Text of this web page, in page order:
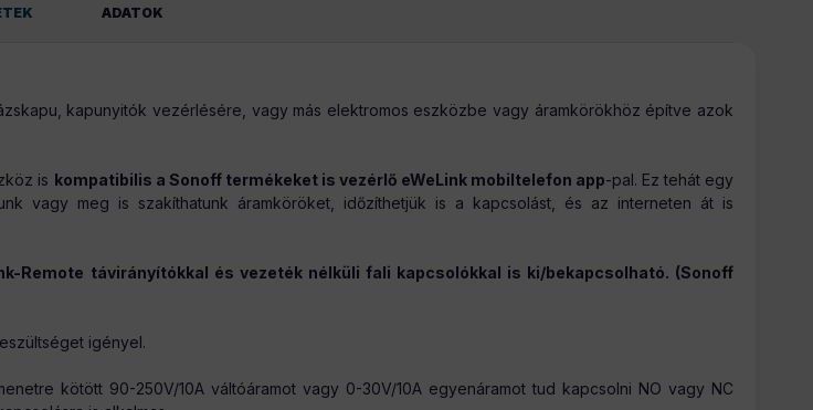
ADATOK
kapunyitók vezérlésére, vagy más elektromos eszközbe vagy áramkörökhöz építve azok
is kompatibilis a Sonoff termékeket is vezérlő eWeLink mobiltelefon app-pal. Ez tehát egy
vagy meg is szakíthatunk áramköröket, időzíthetjük is a kapcsolást, és az interneten át is
Remote távirányítókkal és vezeték nélküli fali kapcsolókkal is ki/bekapcsolható. (Sonoff
igényel.
kötött 90-250V/10A váltóáramot vagy 0-30V/10A egyenáramot tud kapcsolni NO vagy NC